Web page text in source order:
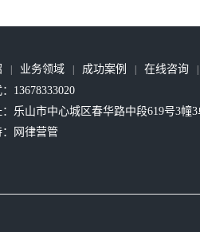
业务领域 成功案例 在线咨询
13678333020
乐山市中心城区春华路中段619号3幢3
网律营管